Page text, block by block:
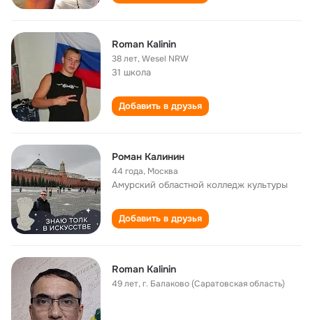
Roman Kalinin
38 лет,Wesel NRW
31 школа
Добавить в друзья
Роман Калинин
44 года, Москва
Амурский областной колледж культуры
Добавить в друзья
Roman Kalinin
49 лет,г. Балаково (Саратовская область)